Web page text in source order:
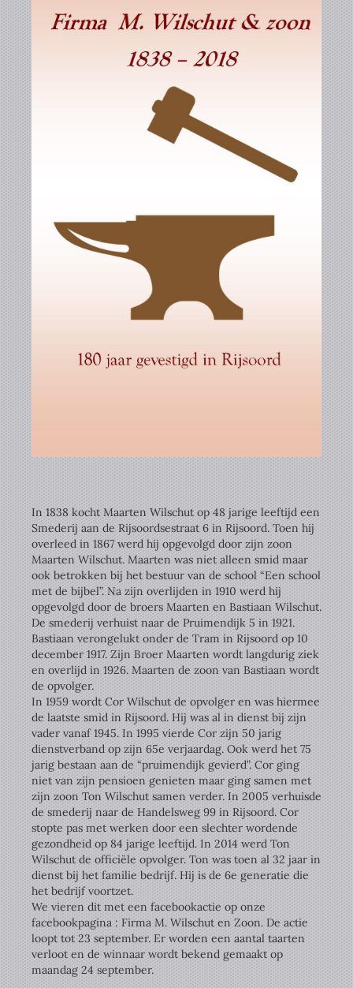
In 1838 kocht Maarten Wilschut op 48 jarige leeftijd een
Smederij aan de Rijsoordsestraat 6 in Rijsoord. Toen hij
overleed in 1867 werd hij opgevolgd door zijn zoon
Maarten Wilschut. Maarten was niet alleen smid maar
ook betrokken bij het bestuur van de school “Een school
met de bijbel”. Na zijn overlijden in 1910 werd hij
opgevolgd door de broers Maarten en Bastiaan Wilschut.
De smederij verhuist naar de Pruimendijk 5 in 1921.
Bastiaan verongelukt onder de Tram in Rijsoord op 10
december 1917. Zijn Broer Maarten wordt langdurig ziek
en overlijd in 1926. Maarten de zoon van Bastiaan wordt
de opvolger.
In 1959 wordt Cor Wilschut de opvolger en was hiermee
de laatste smid in Rijsoord. Hij was al in dienst bij zijn
vader vanaf 1945. In 1995 vierde Cor zijn 50 jarig
dienstverband op zijn 65e verjaardag. Ook werd het 75
jarig bestaan aan de “pruimendijk gevierd”. Cor ging
niet van zijn pensioen genieten maar ging samen met
zijn zoon Ton Wilschut samen verder. In 2005 verhuisde
de smederij naar de Handelsweg 99 in Rijsoord. Cor
stopte pas met werken door een slechter wordende
gezondheid op 84 jarige leeftijd. In 2014 werd Ton
Wilschut de officiële opvolger. Ton was toen al 32 jaar in
dienst bij het familie bedrijf. Hij is de 6e generatie die
het bedrijf voortzet.
We vieren dit met een facebookactie op onze
facebookpagina : Firma M. Wilschut en Zoon. De actie
loopt tot 23 september. Er worden een aantal taarten
verloot en de winnaar wordt bekend gemaakt op
maandag 24 september.